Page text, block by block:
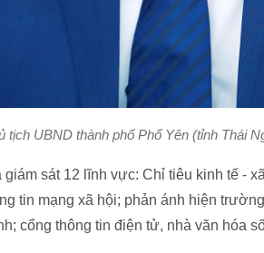
tịch UBND thành phố Phổ Yên (tỉnh Thái
sát 12 lĩnh vực: Chỉ tiêu kinh tế -
tin mạng xã hội; phản ánh hiện
cổng thông tin điện tử, nhà văn hóa